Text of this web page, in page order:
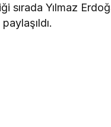
sırada Yılmaz